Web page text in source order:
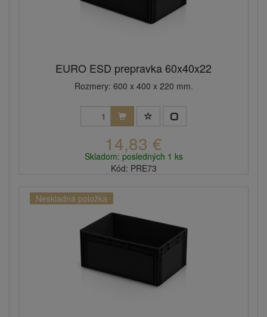
EURO ESD prepravka 60x40x22
Rozmery: 600 x 400 x 220 mm.
14,83 €
Skladom: posledných 1 ks
Kód: PRE73
Neskladná položka